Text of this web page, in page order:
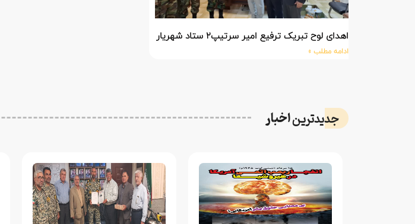
اهدای لوح تبریک ترفیع امیر سرتیپ۲ ستاد شهریار پورفضلی فرمانده تیپ ۳۶۴ شهید نصیرزاده نزاجا مستقر در مهاباد
ادامه مطلب »
جدیدتریناخبار